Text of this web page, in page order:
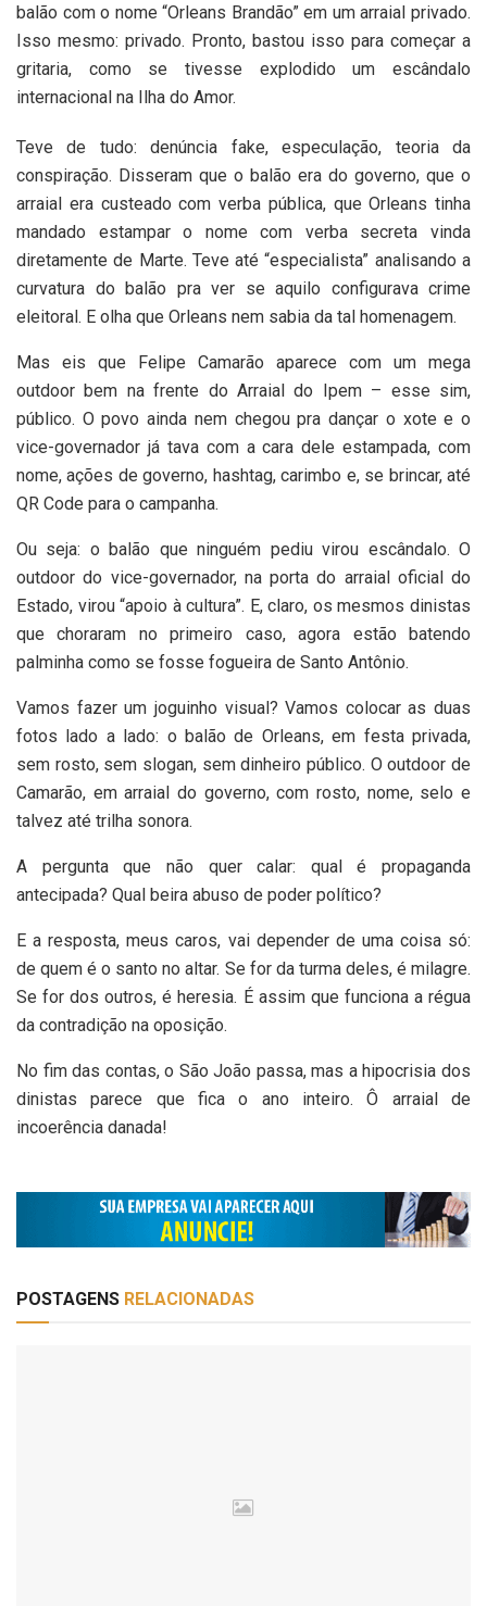
balão com o nome “Orleans Brandão” em um arraial privado.
Isso mesmo: privado. Pronto, bastou isso para começar a
gritaria, como se tivesse explodido um escândalo
internacional na Ilha do Amor.
Teve de tudo: denúncia fake, especulação, teoria da
conspiração. Disseram que o balão era do governo, que o
arraial era custeado com verba pública, que Orleans tinha
mandado estampar o nome com verba secreta vinda
diretamente de Marte. Teve até “especialista” analisando a
curvatura do balão pra ver se aquilo configurava crime
eleitoral. E olha que Orleans nem sabia da tal homenagem.
Mas eis que Felipe Camarão aparece com um mega
outdoor bem na frente do Arraial do Ipem – esse sim,
público. O povo ainda nem chegou pra dançar o xote e o
vice-governador já tava com a cara dele estampada, com
nome, ações de governo, hashtag, carimbo e, se brincar, até
QR Code para o campanha.
Ou seja: o balão que ninguém pediu virou escândalo. O
outdoor do vice-governador, na porta do arraial oficial do
Estado, virou “apoio à cultura”. E, claro, os mesmos dinistas
que choraram no primeiro caso, agora estão batendo
palminha como se fosse fogueira de Santo Antônio.
Vamos fazer um joguinho visual? Vamos colocar as duas
fotos lado a lado: o balão de Orleans, em festa privada,
sem rosto, sem slogan, sem dinheiro público. O outdoor de
Camarão, em arraial do governo, com rosto, nome, selo e
talvez até trilha sonora.
A pergunta que não quer calar: qual é propaganda
antecipada? Qual beira abuso de poder político?
E a resposta, meus caros, vai depender de uma coisa só:
de quem é o santo no altar. Se for da turma deles, é milagre.
Se for dos outros, é heresia. É assim que funciona a régua
da contradição na oposição.
No fim das contas, o São João passa, mas a hipocrisia dos
dinistas parece que fica o ano inteiro. Ô arraial de
incoerência danada!
POSTAGENS RELACIONADAS